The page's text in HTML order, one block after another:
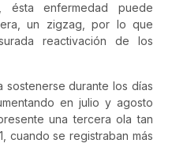
ésta enfermedad puede
un zigzag, por lo que
reactivación de los
sostenerse durante los días
en julio y agosto
una tercera ola tan
cuando se registraban más